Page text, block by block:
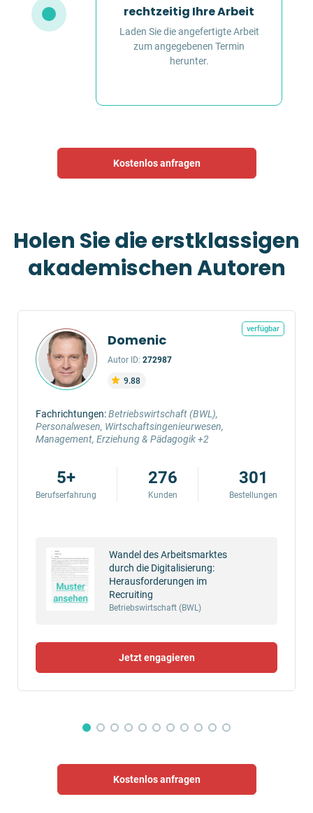
rechtzeitig Ihre Arbeit
Laden Sie die angefertigte Arbeit
zum angegebenen Termin
herunter.
Kostenlos anfragen
Holen Sie die erstklassigen
akademischen Autoren
verfügbar
Domenic
Autor ID: 272987
9.88
Fachrichtungen:Betriebswirtschaft (BWL),
Personalwesen, Wirtschaftsingenieurwesen,
Management, Erziehung & Pädagogik +2
5+
Berufserfahrung
276
Kunden
301
Bestellungen
Wandel des Arbeitsmarktes
durch die Digitalisierung:
Herausforderungen im
Recruiting
Betriebswirtschaft (BWL)
Jetzt engagieren
Kostenlos anfragen